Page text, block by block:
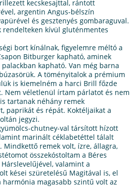
kecskesajttal, rántott
argentin Angus-bélszín
és gesztenyés gombaraguval.
rendelteken kívül gluténmentes
bort kínálnak, figyelemre méltó a
Bitburger kapható, aminek
kapható. Van még barna
A töményitalok a prémium
is kiemelném a harci Brill főzde
Nem véletlenül írtam párlatot és nem
tartanak néhány remek
paprikát és répát. Koktéljaikat a
jegyzi.
chutney-val társított hízott
marinált céklabetéttel tálalt
Mindkettő remek volt, ízre, állagra,
összekóstoltam a Béres
valamint a
kései szüretelésű Magitával is, el
magasabb szintű volt az